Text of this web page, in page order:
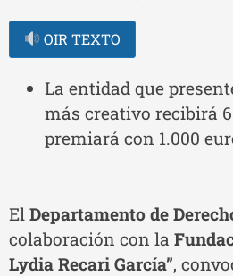
OIR TEXTO
La entidad que
más creativo recibirá
premiará con 1.000
El Departamento de
colaboración con la
Lydia Recari García”,